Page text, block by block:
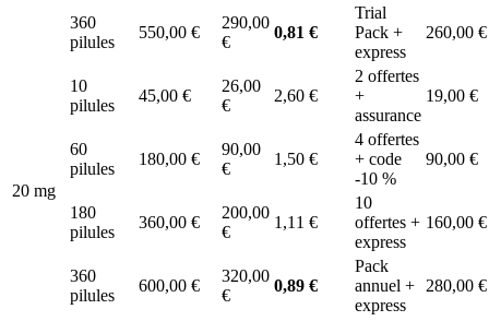
360
pilules
550,00 €
290,00
€
0,81 €
Trial
Pack +
express
260,00 €
20 mg
10
pilules
45,00 €
26,00
€
2,60 €
2 offertes
+
assurance
19,00 €
60
pilules
180,00 €
90,00
€
1,50 €
4 offertes
+ code
-10 %
90,00 €
180
pilules
360,00 €
200,00
€
1,11 €
10
offertes +
express
160,00 €
360
pilules
600,00 €
320,00
€
0,89 €
Pack
annuel +
express
280,00 €